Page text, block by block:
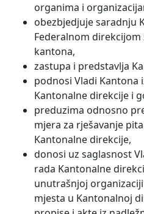
organima i
obezbjedjuje saradnju
Federalnom
kantona,
zastupa i predstavlja
podnosi Vladi Kantona
Kantonalne direkcije i
preduzima odnosno
mjera za rješavanje
Kantonalne direkcije,
donosi uz saglasnost
rada Kantonalne
unutrašnjoj
mjesta u Kantonalnoj